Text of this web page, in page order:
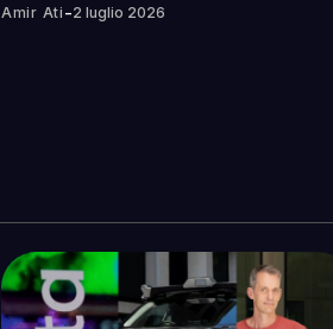
Amir Ati -2 luglio 2026